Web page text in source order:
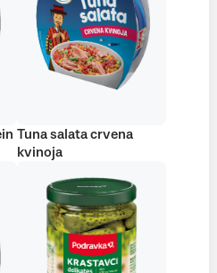
Tuna salata crvena
kvinoja